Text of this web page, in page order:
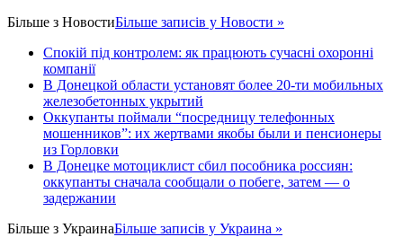
Більше з НовостиБільше записів у Новости »
Спокій під контролем: як працюють сучасні охоронні
компанії
В Донецкой области установят более 20-ти мобильных
железобетонных укрытий
Оккупанты поймали “посредницу телефонных
мошенников”: их жертвами якобы были и пенсионеры
из Горловки
В Донецке мотоциклист сбил пособника россиян:
оккупанты сначала сообщали о побеге, затем — о
задержании
Більше з УкраинаБільше записів у Украина »